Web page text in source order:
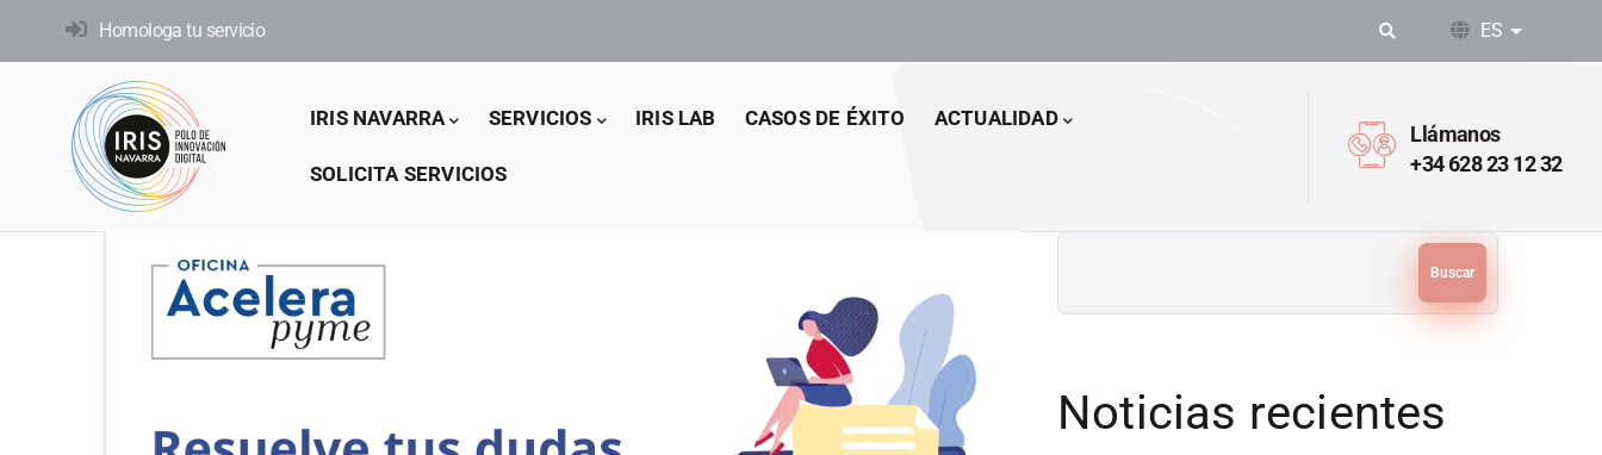
principal
Homologa tu servicio ES Lista
Main
IRIS NAVARRA SERVICIOS IRIS LAB CASOS DE ÉXITO ACTUALIDAD
SOLICITA SERVICIOS
Llámanos
+34 628 23 12 32
Noticias recientes